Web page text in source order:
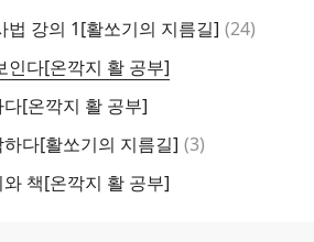
법 강의 1[활쏘기의 지름길] 댓
(24)
인다[온깍지 활 공부]
[온깍지 활 공부]
다[활쏘기의 지름길] 댓
(3)
책[온깍지 활 공부]